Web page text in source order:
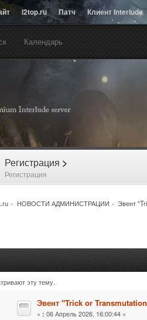
l2top.ru Патч Клиент Interlude
Календарь
Регистрация >
Регистрация
» НОВОСТИ АДМИНИСТРАЦИИ » Эвент
(Прочитано 3332
эту тему.
Эвент "Trick or
« : 06 Апрель 2026, 16:00:44 »